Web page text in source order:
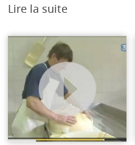
Lire la suite